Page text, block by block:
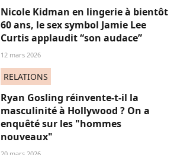
Nicole Kidman en lingerie à bientôt
60 ans, le sex symbol Jamie Lee
Curtis applaudit “son audace”
12 mars 2026
RELATIONS
Ryan Gosling réinvente-t-il la
masculinité à Hollywood ? On a
enquêté sur les "hommes
nouveaux"